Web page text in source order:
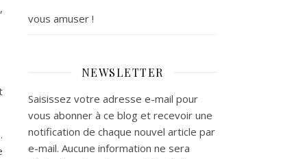
vous amuser !
NEWSLETTER
Saisissez votre adresse e-mail pour
vous abonner à ce blog et recevoir une
notification de chaque nouvel article par
e-mail. Aucune information ne sera